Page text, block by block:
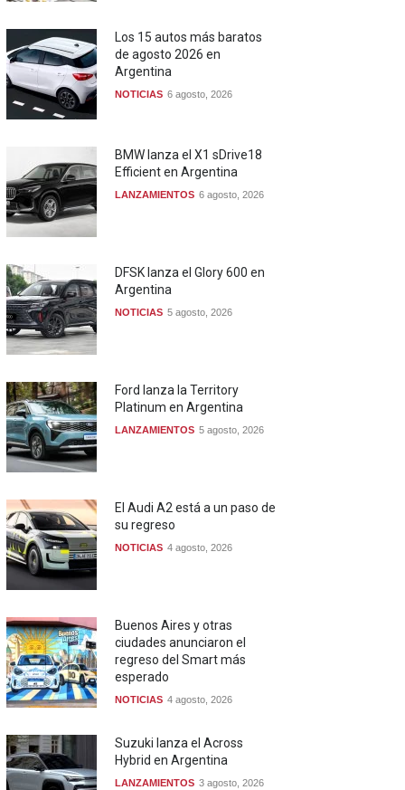
Los 15 autos más baratos
de agosto 2026 en
Argentina
NOTICIAS 6 agosto, 2026
BMW lanza el X1 sDrive18
Efficient en Argentina
LANZAMIENTOS 6 agosto, 2026
DFSK lanza el Glory 600 en
Argentina
NOTICIAS 5 agosto, 2026
Ford lanza la Territory
Platinum en Argentina
LANZAMIENTOS 5 agosto, 2026
El Audi A2 está a un paso de
su regreso
NOTICIAS 4 agosto, 2026
Buenos Aires y otras
ciudades anunciaron el
regreso del Smart más
esperado
NOTICIAS 4 agosto, 2026
Suzuki lanza el Across
Hybrid en Argentina
LANZAMIENTOS 3 agosto, 2026